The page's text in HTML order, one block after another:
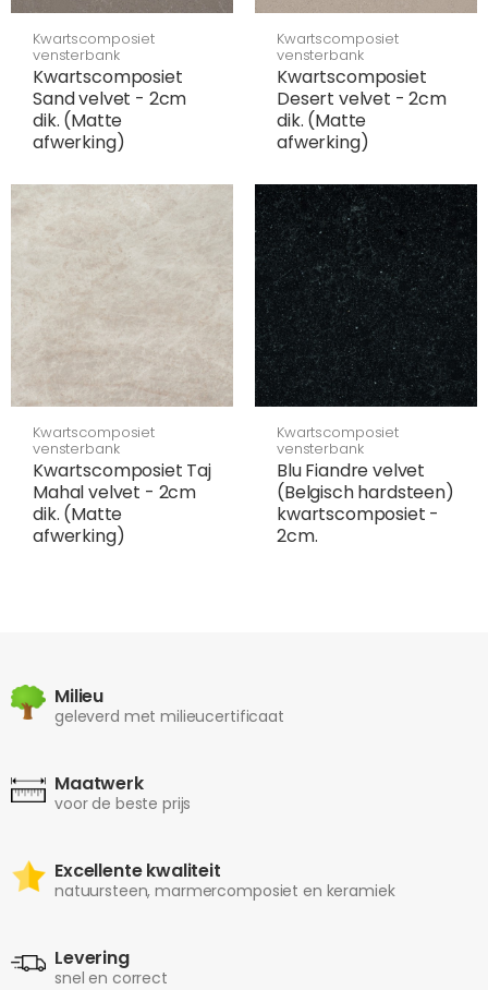
Kwartscomposiet
vensterbank
Kwartscomposiet
Sand velvet - 2cm
dik. (Matte
afwerking)
Kwartscomposiet
vensterbank
Kwartscomposiet
Desert velvet - 2cm
dik. (Matte
afwerking)
Kwartscomposiet
vensterbank
Kwartscomposiet Taj
Mahal velvet - 2cm
dik. (Matte
afwerking)
Kwartscomposiet
vensterbank
Blu Fiandre velvet
(Belgisch hardsteen)
kwartscomposiet -
2cm.
Milieu
geleverd met milieucertificaat
Maatwerk
voor de beste prijs
Excellente kwaliteit
natuursteen, marmercomposiet en keramiek
Levering
snel en correct